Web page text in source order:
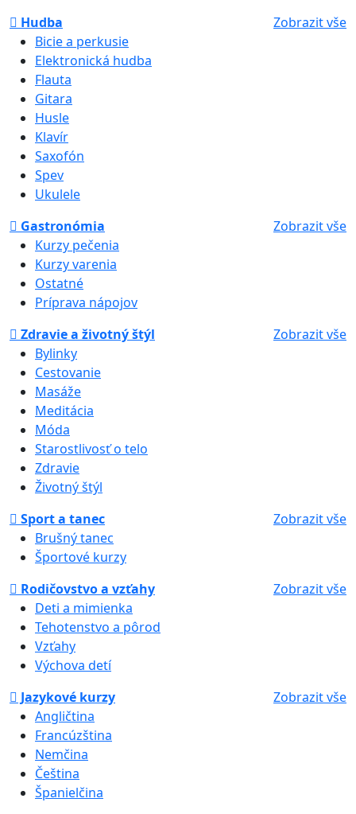
Hudba
Zobrazit vše
Bicie a perkusie
Elektronická hudba
Flauta
Gitara
Husle
Klavír
Saxofón
Spev
Ukulele
Gastronómia
Zobrazit vše
Kurzy pečenia
Kurzy varenia
Ostatné
Príprava nápojov
Zdravie a životný štýl
Zobrazit vše
Bylinky
Cestovanie
Masáže
Meditácia
Móda
Starostlivosť o telo
Zdravie
Životný štýl
Sport a tanec
Zobrazit vše
Brušný tanec
Športové kurzy
Rodičovstvo a vzťahy
Zobrazit vše
Deti a mimienka
Tehotenstvo a pôrod
Vzťahy
Výchova detí
Jazykové kurzy
Zobrazit vše
Angličtina
Francúzština
Nemčina
Čeština
Španielčina